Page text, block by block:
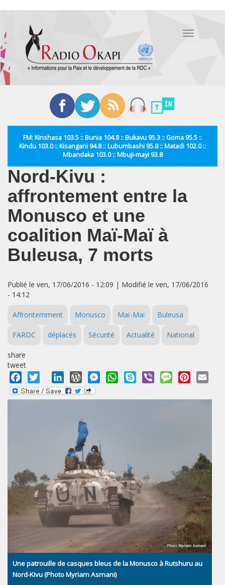
contenu
principal
Toggle
FM: Kinshasa 103.5 :: Bunia 104.8 :: Bukavu 95.3 :: Goma 95.5 ::
Kindu 103.0 :: Kisangani 94.8 :: Lubumbashi 95.8 :: Matadi 102.0 ::
Mbandaka 103.0 :: Mbuji-mayi 93.8
Nord-Kivu :
affrontement entre la
Monusco et une
coalition Maï-Maï à
Buleusa, 7 morts
Publié le ven, 17/06/2016 - 12:09 | Modifié le ven, 17/06/2016
- 14:12
Affrontemment Monusco Maï-Maï Buleusa
FARDC déplacés Sécurité Actualité National
share
tweet
Facebook
Twitter LinkedInWordPressMessengerWhatsApp
Skype Viber MessagePinterest
Une patrouille de casques bleus de la Monusco à Rutshuru au
Nord-Kivu (Photo Myriam Asmani)